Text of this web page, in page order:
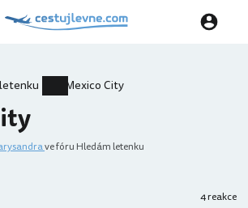
Mexico City
ve fóru Hledám letenku
4 reakce